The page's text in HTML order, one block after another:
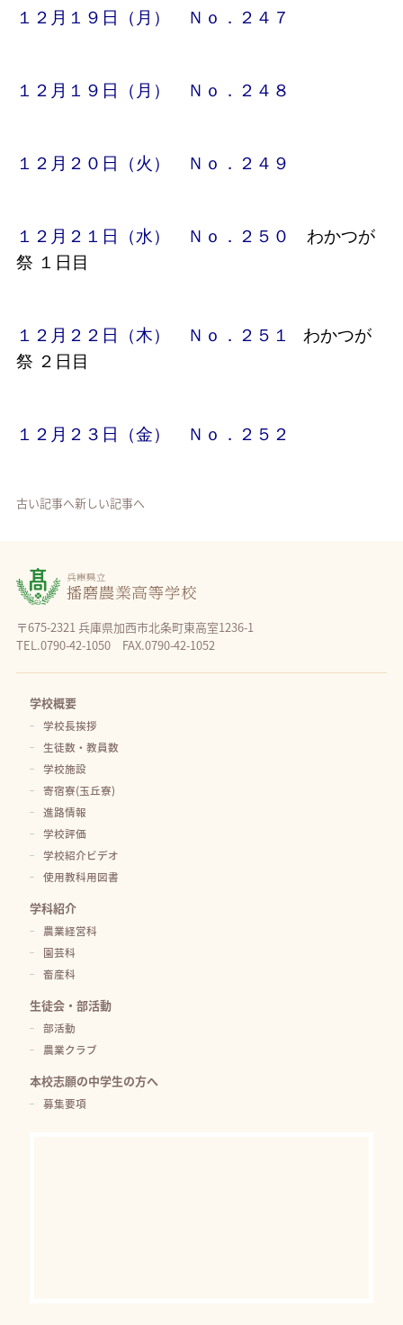
１２月１９日（月） Ｎｏ．２４７
１２月１９日（月） Ｎｏ．２４８
１２月２０日（火） Ｎｏ．２４９
１２月２１日（水） Ｎｏ．２５０
わかつが
祭 １日目
１２月２２日（木） Ｎｏ．２５１
わかつが
祭 ２日目
１２月２３日（金） Ｎｏ．２５２
古い記事へ新しい記事へ
〒675-2321 兵庫県加西市北条町東高室1236-1
TEL.0790-42-1050 FAX.0790-42-1052
学校概要
学校長挨拶
生徒数・教員数
学校施設
寄宿寮(玉丘寮)
進路情報
学校評価
学校紹介ビデオ
使用教科用図書
学科紹介
農業経営科
園芸科
畜産科
生徒会・部活動
部活動
農業クラブ
本校志願の中学生の方へ
募集要項